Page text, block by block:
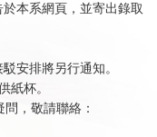
本系網頁，並寄出錄取
安排將另行通知。
紙杯。
，敬請聯絡：